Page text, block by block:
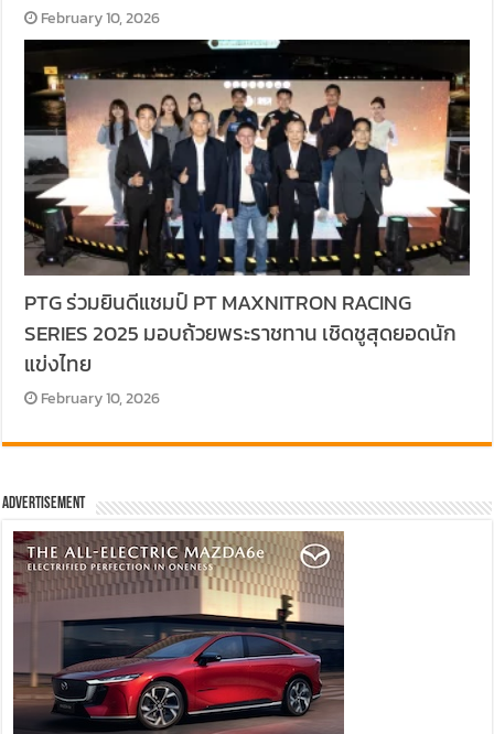
February 10, 2026
PTG ร่วมยินดีแชมป์ PT MAXNITRON RACING
SERIES 2025 มอบถ้วยพระราชทาน เชิดชูสุดยอดนัก
แข่งไทย
February 10, 2026
Advertisement